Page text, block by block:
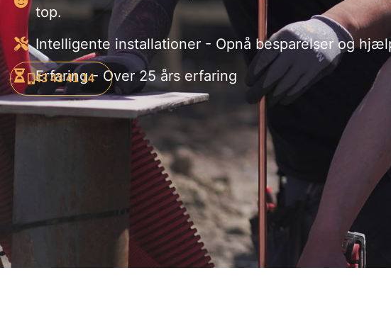
top.
Intelligente installationer - Opnå besparelser og
Erfaring - Over 25 års erfaring
43 43 41 14